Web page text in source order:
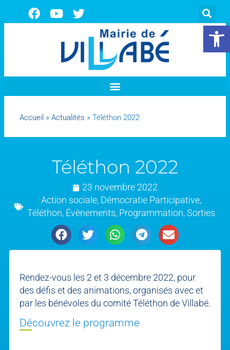
Ouvrir
Accueil » Actualités » Téléthon 2022
Téléthon 2022
23 novembre 2022
Action sociale, Démocratie Participative,
Téléthon, Évènements, Programmation, Sorties
Rendez-vous les 2 et 3 décembre 2022, pour
des défis et des animations, organisés avec et
par les bénévoles du comité Téléthon de Villabé.
Découvrez le programme